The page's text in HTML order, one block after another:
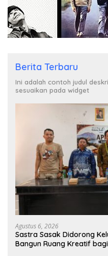
Berita Terbaru
Ini adalah contoh judul
sesuaikan pada widget
Agustus 6, 2026
Sastra Sasak Didorong
Bangun Ruang Kreatif